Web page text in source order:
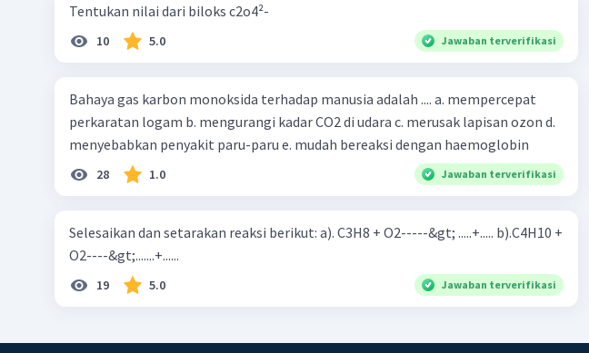
Tentukan nilai dari biloks c2o4²-
10 5.0 Jawaban terverifikasi
Bahaya gas karbon monoksida terhadap manusia adalah .... a. mempercepat
perkaratan logam b. mengurangi kadar CO2 di udara c. merusak lapisan ozon d.
menyebabkan penyakit paru-paru e. mudah bereaksi dengan haemoglobin
28 1.0 Jawaban terverifikasi
Selesaikan dan setarakan reaksi berikut: a). C3H8 + O2-----&gt; .....+..... b).C4H10 +
O2----&gt;.......+......
19 5.0 Jawaban terverifikasi